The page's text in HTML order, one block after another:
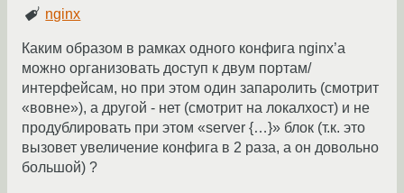
nginx
Каким образом в рамках одного конфига nginx’a
можно организовать доступ к двум портам/
интерфейсам, но при этом один запаролить (смотрит
«вовне»), а другой - нет (смотрит на локалхост) и не
продублировать при этом «server {…}» блок (т.к. это
вызовет увеличение конфига в 2 раза, а он довольно
большой) ?